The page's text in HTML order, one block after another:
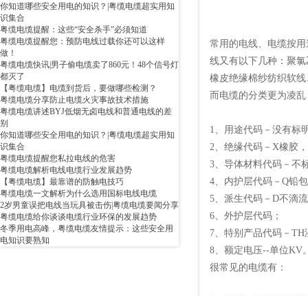
你知道哪些安全用电的知识？|粤缆电缆超实用知
识集合
粤缆电缆提醒：这些“安全杀手”必须知道
粤缆电缆提醒您：预防电线过载你还可以这样
做！
粤缆电缆快讯|男子偷电缆卖了860元！48个信号灯
都灭了
【粤缆电缆】电缆到货后，要做哪些检测？
粤缆电缆分享防止电缆火灾事故技术措施
粤缆电缆讲述BYJ低烟无卤电线和普通电线的差
别
你知道哪些安全用电的知识？|粤缆电缆超实用知
识集合
粤缆电缆提醒您私拉电线的危害
粤缆电缆解析电线电缆行业发展趋势
【粤缆电缆】最靠谱的防触电技巧
粤缆电缆一文解析为什么选用国标电线电缆
2岁男童误把电线当玩具被击伤|粤缆电缆要闻分享
粤缆电缆给你谈谈电缆行业环保的发展趋势
冬季用电高峰，粤缆电缆友情提示：这些安全用
电知识要熟知
常用的电线、电缆按
线又有以下几种：聚
橡皮绝缘棉纱纺织软
而电缆的分类更为凌
1、用途代码－没有标
2、绝缘代码－X橡胶
3、导体材料代码－不
4、内护层代码－Q铅
5、派生代码－D不滴
6、外护层代码；
7、特别产品代码－
8、额定电压--单位KV
很常见的电缆有：